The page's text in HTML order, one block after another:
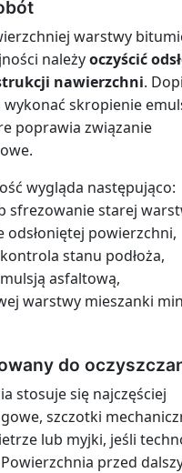
warstwy
należyoczyścić
nawierzchni.
skropienie
poprawia związanie
wygląda następująco:
sfrezowanie starej
odsłoniętej powierzchni,
stanu podłoża,
asfaltową,
warstwy mieszanki
do
stosuje się najczęściej
szczotki
lub myjki, jeśli
przed